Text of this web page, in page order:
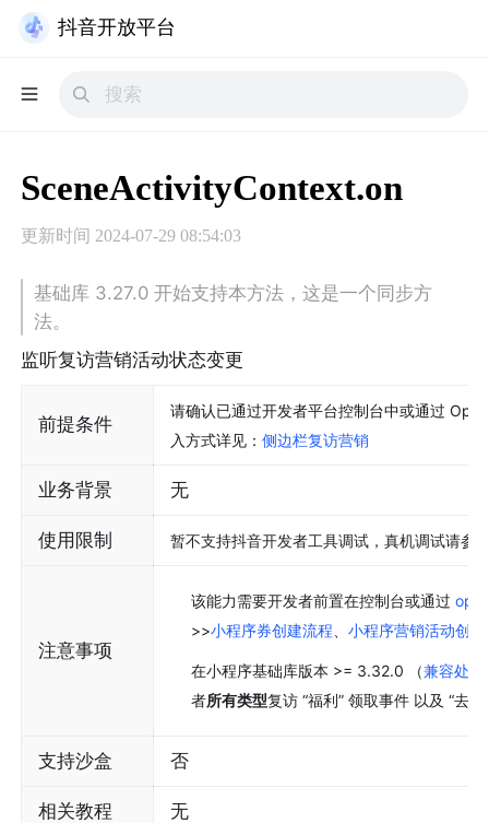
抖音开放平台
SceneActivityContext.on
更新时间 2024-07-29 08:54:03
基础库 3.27.0 开始支持本方法，这是一个同步方
法。
监听复访营销活动状态变更
前提条件
请确认已通过开发者平台控制台中或通过
入方式详见： 侧边栏复访营销
业务背景 无
使用限制 暂不支持抖音开发者工具调试，真机调试请参
注意事项
该能力需要开发者前置在控制台或通过
>>小程序券创建流程 小程序营销活动创建
在小程序基础库版本 >= 3.32.0 （兼容处理
者所有类型复访 “福利” 领取事件 以及 “去
支持沙盒 否
相关教程 无